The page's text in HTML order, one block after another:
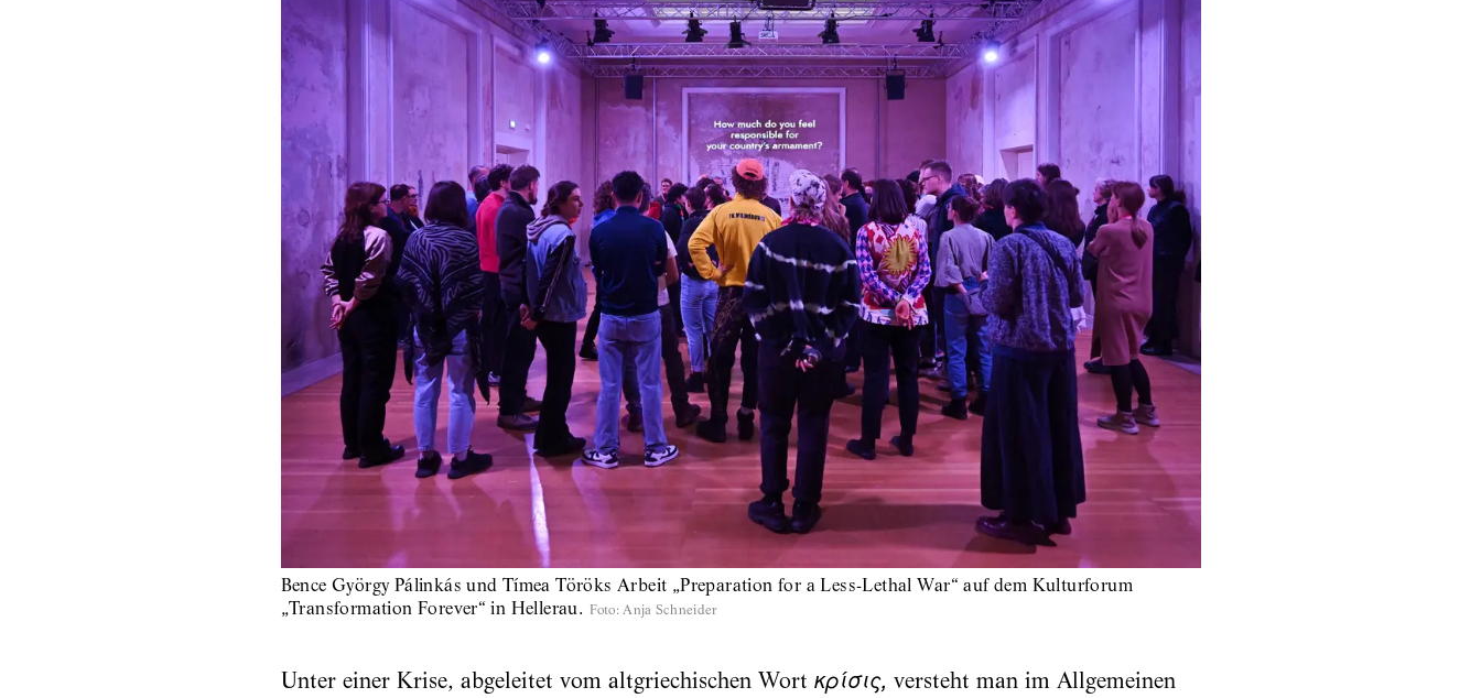
Bence György Pálinkás und Tímea Töröks Arbeit „Preparation for a Less-Lethal War“ auf dem Kulturforum
„Transformation Forever“ in Hellerau. Foto: Anja Schneider
Unter einer Krise, abgeleitet vom altgriechischen Wort κρίσις, versteht man im Allgemeinen